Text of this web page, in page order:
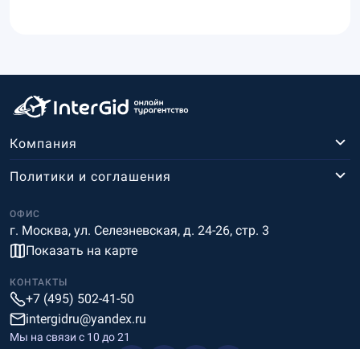
Компания
ОФИС
г. Москва, ул. Селезневская, д. 24-26, стр. 3
Показать на карте
Политики и соглашения
КОНТАКТЫ
+7 (495) 502-41-50
intergidru@yandex.ru
Мы на связи c 10 до 21